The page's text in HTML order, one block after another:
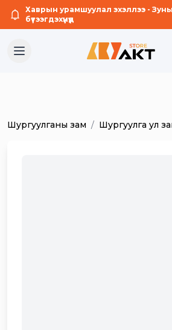
Хаврын урамшуулал эхэллээ -
бүтээгдэхүүнүүд
Шургуулганы зам / Шургуулга ул